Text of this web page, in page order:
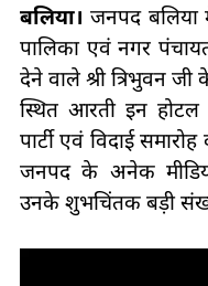
बलिया।जनपद बलिया
पालिका एवं नगर
देने वाले श्री त्रिभुवन
स्थित आरती इन
पार्टी एवं विदाई
जनपद के अनेक मीडिया
उनके शुभचिंतक बड़ी